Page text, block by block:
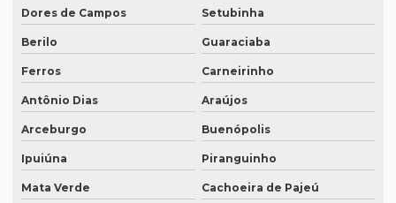
Dores de Campos Setubinha
Berilo Guaraciaba
Ferros Carneirinho
Antônio Dias Araújos
Arceburgo Buenópolis
Ipuiúna Piranguinho
Mata Verde Cachoeira de Pajeú